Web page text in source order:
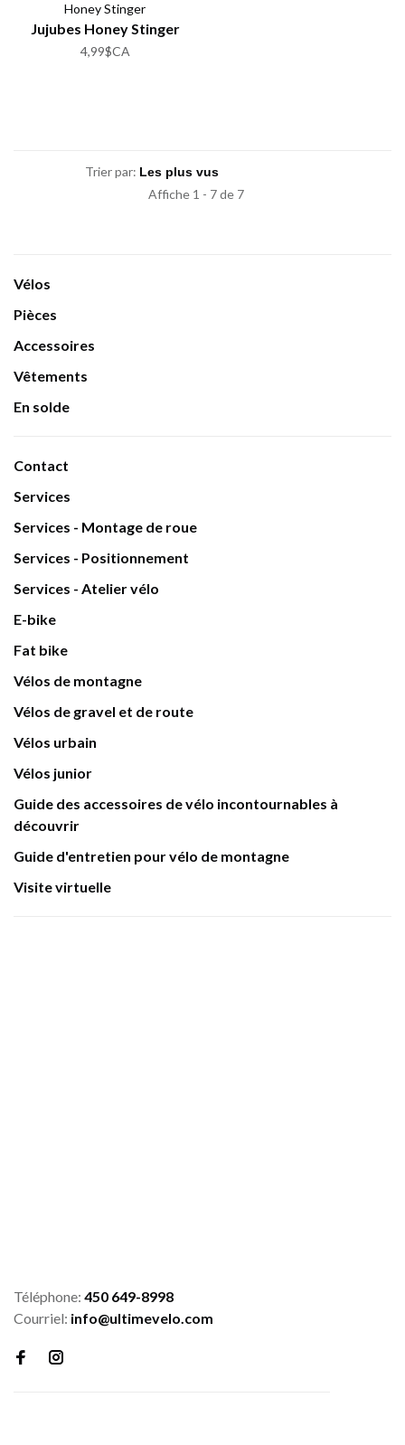
Honey Stinger
Jujubes Honey Stinger
4,99$CA
Trier par:
Affiche 1 - 7 de 7
Vélos
Pièces
Accessoires
Vêtements
En solde
Contact
Services
Services - Montage de roue
Services - Positionnement
Services - Atelier vélo
E-bike
Fat bike
Vélos de montagne
Vélos de gravel et de route
Vélos urbain
Vélos junior
Guide des accessoires de vélo incontournables à
découvrir
Guide d'entretien pour vélo de montagne
Visite virtuelle
Téléphone: 450 649-8998
Courriel: info@ultimevelo.com